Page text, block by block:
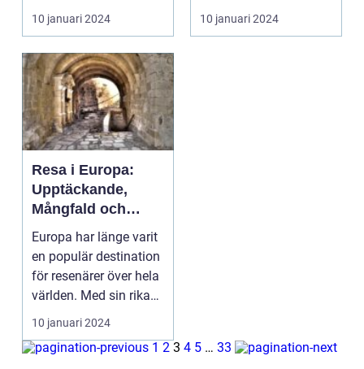
Paris, känt som...
10 januari 2024 10 januari 2024
Resa i Europa:
Upptäckande,
Mångfald och
Historia
Europa har länge varit
en populär destination
för resenärer över hela
världen. Med sin rika
kultur, ...
10 januari 2024
1 2 3 4 5 … 33